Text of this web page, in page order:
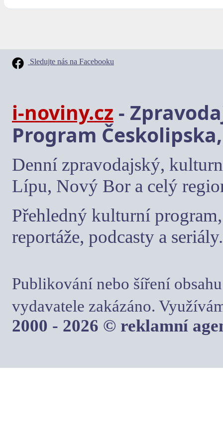
Sledujte nás na Facebooku
i-noviny.cz -
Program
Denní zpravodajský,
Lípu, Nový Bor a celý
Přehledný kulturní
reportáže, podcasty a seriály.
Publikování nebo šíření
vydavatele zakázáno.
2000 - 2026 © reklamní